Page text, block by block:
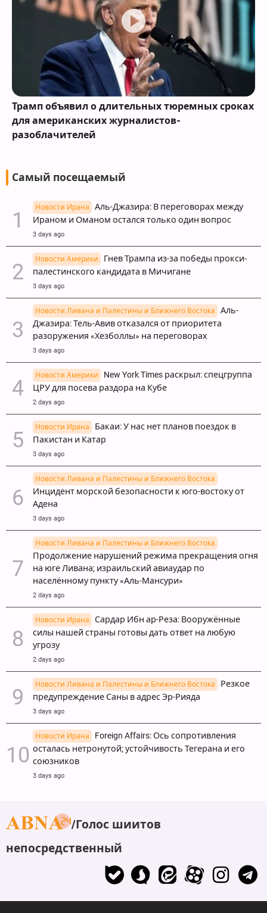
Трамп объявил о длительных тюремных сроках
для американских журналистов-
разоблачителей
Самый посещаемый
Новости Ирана
Аль-Джазира: В переговорах между
Ираном и Оманом остался только один вопрос
3 days ago
Новости Америки
Гнев Трампа из-за победы прокси-
палестинского кандидата в Мичигане
3 days ago
Новости Ливана и Палестины и Ближнего Востока
Аль-
Джазира: Тель-Авив отказался от приоритета
разоружения «Хезболлы» на переговорах
3 days ago
Новости Америки
New York Times раскрыл: спецгруппа
ЦРУ для посева раздора на Кубе
2 days ago
Новости Ирана
Бакаи: У нас нет планов поездок в
Пакистан и Катар
3 days ago
Новости Ливана и Палестины и Ближнего Востока
Инцидент морской безопасности к юго-востоку от
Адена
3 days ago
Новости Ливана и Палестины и Ближнего Востока
Продолжение нарушений режима прекращения огня
на юге Ливана; израильский авиаудар по
населённому пункту «Аль-Мансури»
2 days ago
Новости Ирана
Сардар Ибн ар-Реза: Вооружённые
силы нашей страны готовы дать ответ на любую
угрозу
2 days ago
Новости Ливана и Палестины и Ближнего Востока
Резкое
предупреждение Саны в адрес Эр-Рияда
3 days ago
Новости Ирана
Foreign Affairs: Ось сопротивления
осталась нетронутой; устойчивость Тегерана и его
союзников
3 days ago
Голос шиитов
непосредственный